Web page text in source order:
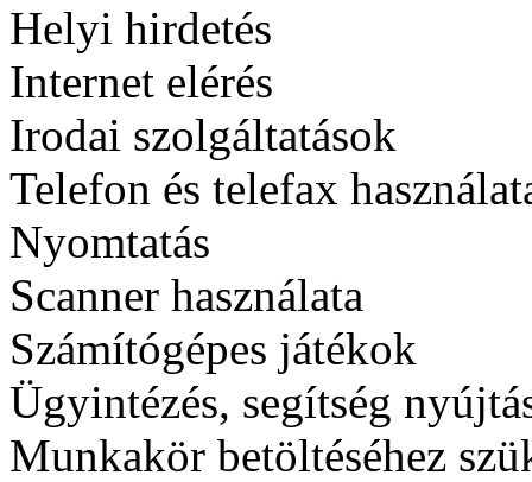
Helyi hirdetés
Internet elérés
Irodai szolgáltatások
Telefon és telefax
Nyomtatás
Scanner használata
Számítógépes játékok
Ügyintézés, segítség
Munkakör betöltéséhez